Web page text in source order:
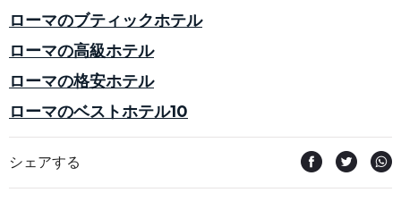
ローマのブティックホテル
ローマの高級ホテル
ローマの格安ホテル
ローマのベストホテル10
シェアする